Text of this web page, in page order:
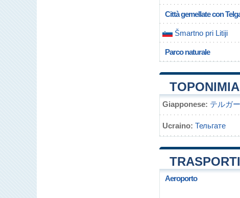
Città gemellate con
Šmartno pri Litiji
Parco naturale
Giapponese: テルガ
Ucraino: Тельгате
Aeroporto